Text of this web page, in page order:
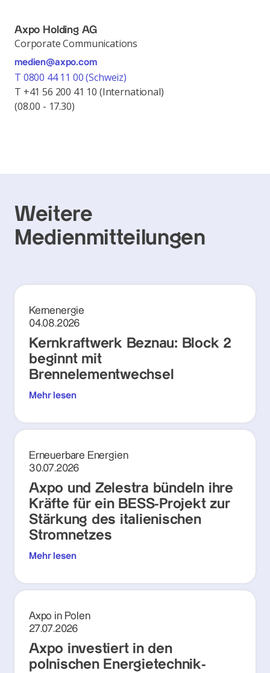
Axpo Holding AG
Corporate Communications
medien@axpo.com
T 0800 44 11 00 (Schweiz)
T +41 56 200 41 10 (International)
(08.00 - 17.30)
Weitere
Medienmitteilungen
Kernenergie
04.08.2026
Kernkraftwerk Beznau: Block 2
beginnt mit
Brennelementwechsel
Mehr lesen
Erneuerbare Energien
30.07.2026
Axpo und Zelestra bündeln ihre
Kräfte für ein BESS-Projekt zur
Stärkung des italienischen
Stromnetzes
Mehr lesen
Axpo in Polen
27.07.2026
Axpo investiert in den
polnischen Energietechnik-